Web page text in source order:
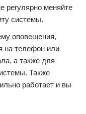
регулярно меняйте
системы.
оповещения,
на телефон или
а также для
Также
работает и вы